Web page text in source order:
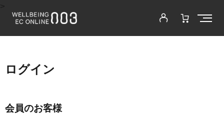
ログイン
会員のお客様